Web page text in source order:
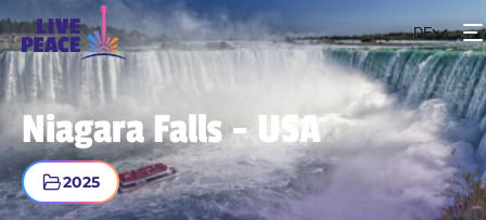
Events
Das Projekt
DE
Niagara Falls - USA
2025